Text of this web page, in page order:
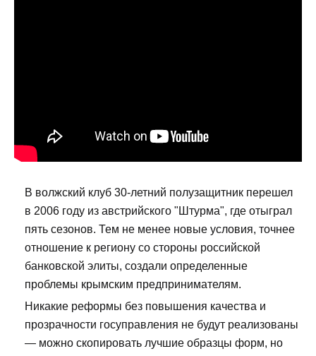
В волжский клуб 30-летний полузащитник перешел
в 2006 году из австрийского "Штурма", где отыграл
пять сезонов. Тем не менее новые условия, точнее
отношение к региону со стороны российской
банковской элиты, создали определенные
проблемы крымским предпринимателям.
Никакие реформы без повышения качества и
прозрачности госуправления не будут реализованы
— можно скопировать лучшие образцы форм, но